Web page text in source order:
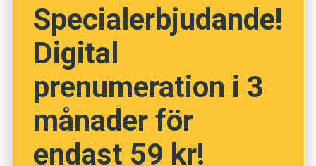
Tvär
Snål
Bräcklig
Specialerbjudande!
Digital
prenumeration i 3
månader för
endast 59 kr!